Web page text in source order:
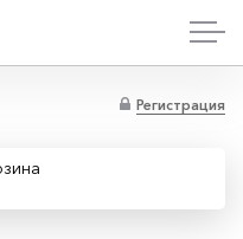
Регистрация